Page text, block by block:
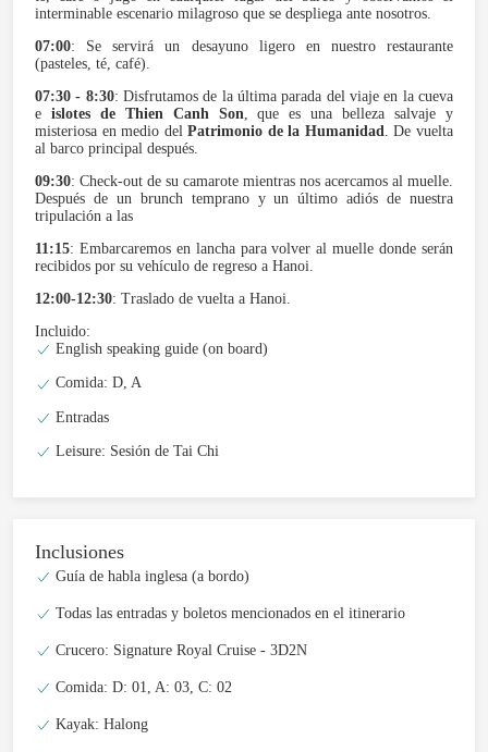
interminable escenario milagroso que se despliega ante nosotros.
07:00: Se servirá un desayuno ligero en nuestro restaurante
(pasteles, té, café).
07:30 - 8:30: Disfrutamos de la última parada del viaje en la cueva
e islotes de Thien Canh Son, que es una belleza salvaje y
misteriosa en medio delPatrimonio de la Humanidad. De vuelta
al barco principal después.
09:30: Check-out de su camarote mientras nos acercamos al muelle.
Después de un brunch temprano y un último adiós de nuestra
tripulación a las
11:15: Embarcaremos en lancha para volver al muelle donde serán
recibidos por su vehículo de regreso a Hanoi.
12:00-12:30: Traslado de vuelta a Hanoi.
Incluido:
English speaking guide (on board)
Comida: D, A
Entradas
Leisure: Sesión de Tai Chi
Inclusiones
Guía de habla inglesa (a bordo)
Todas las entradas y boletos mencionados en el itinerario
Crucero: Signature Royal Cruise - 3D2N
Comida: D: 01, A: 03, C: 02
Kayak: Halong